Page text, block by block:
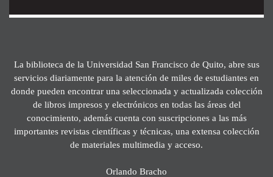
La biblioteca de la Universidad San Francisco de Quito, abre sus
servicios diariamente para la atención de miles de estudiantes en
donde pueden encontrar una seleccionada y actualizada colección
de libros impresos y electrónicos en todas las áreas del
conocimiento, además cuenta con suscripciones a las más
importantes revistas científicas y técnicas, una extensa colección
de materiales multimedia y acceso.
Orlando Bracho